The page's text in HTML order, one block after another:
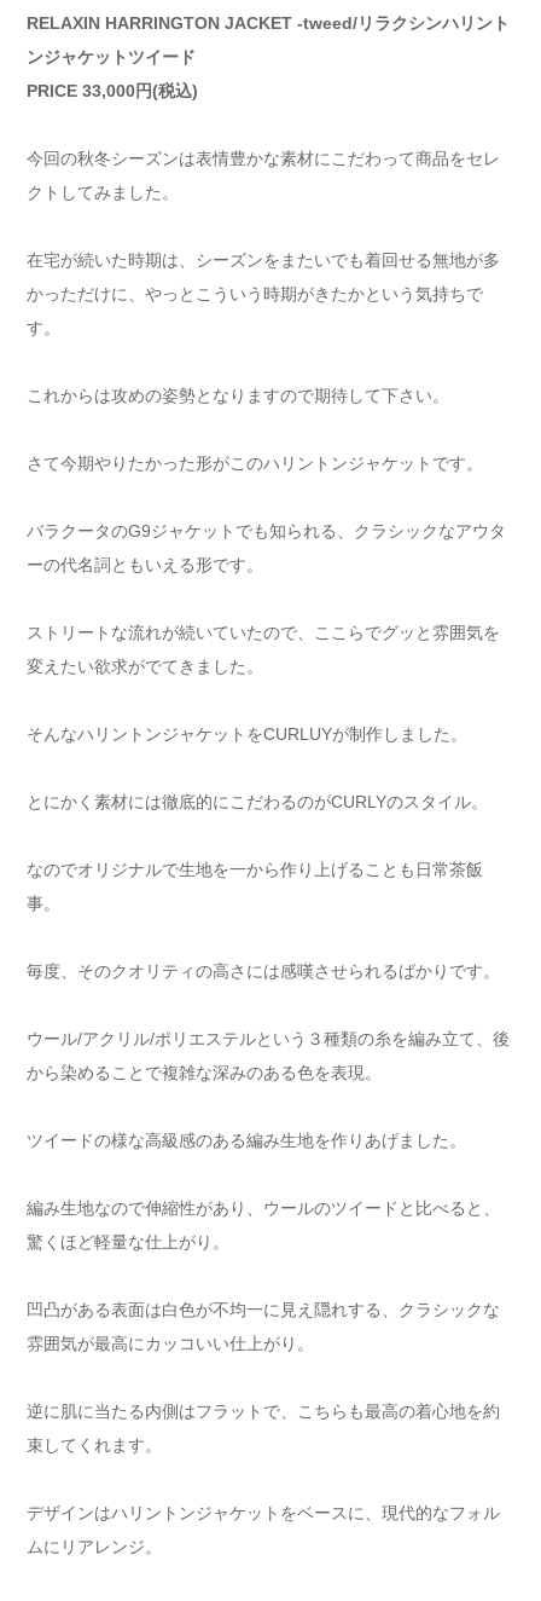
RELAXIN HARRINGTON JACKET -tweed/リラクシンハリント
ンジャケットツイード
PRICE 33,000円(税込)
今回の秋冬シーズンは表情豊かな素材にこだわって商品をセレ
クトしてみました。
在宅が続いた時期は、シーズンをまたいでも着回せる無地が多
かっただけに、やっとこういう時期がきたかという気持ちで
す。
これからは攻めの姿勢となりますので期待して下さい。
さて今期やりたかった形がこのハリントンジャケットです。
バラクータのG9ジャケットでも知られる、クラシックなアウタ
ーの代名詞ともいえる形です。
ストリートな流れが続いていたので、ここらでグッと雰囲気を
変えたい欲求がでてきました。
そんなハリントンジャケットをCURLUYが制作しました。
とにかく素材には徹底的にこだわるのがCURLYのスタイル。
なのでオリジナルで生地を一から作り上げることも日常茶飯
事。
毎度、そのクオリティの高さには感嘆させられるばかりです。
ウール/アクリル/ポリエステルという３種類の糸を編み立て、後
から染めることで複雑な深みのある色を表現。
ツイードの様な高級感のある編み生地を作りあげました。
編み生地なので伸縮性があり、ウールのツイードと比べると、
驚くほど軽量な仕上がり。
凹凸がある表面は白色が不均一に見え隠れする、クラシックな
雰囲気が最高にカッコいい仕上がり。
逆に肌に当たる内側はフラットで、こちらも最高の着心地を約
束してくれます。
デザインはハリントンジャケットをベースに、現代的なフォル
ムにリアレンジ。